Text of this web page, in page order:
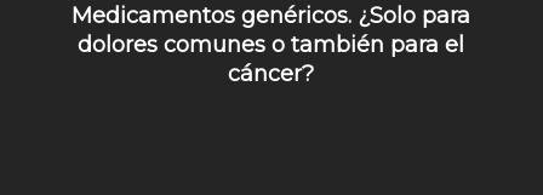
Medicamentos genéricos. ¿Solo para
dolores comunes o también para el
cáncer?